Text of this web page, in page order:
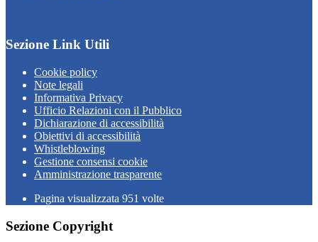
Sezione Link Utili
Cookie policy
Note legali
Informativa Privacy
Ufficio Relazioni con il Pubblico
Dichiarazione di accessibilità
Obiettivi di accessibilità
Whistleblowing
Gestione consensi cookie
Amministrazione trasparente
Pagina visualizzata 951 volte
Sezione Copyright